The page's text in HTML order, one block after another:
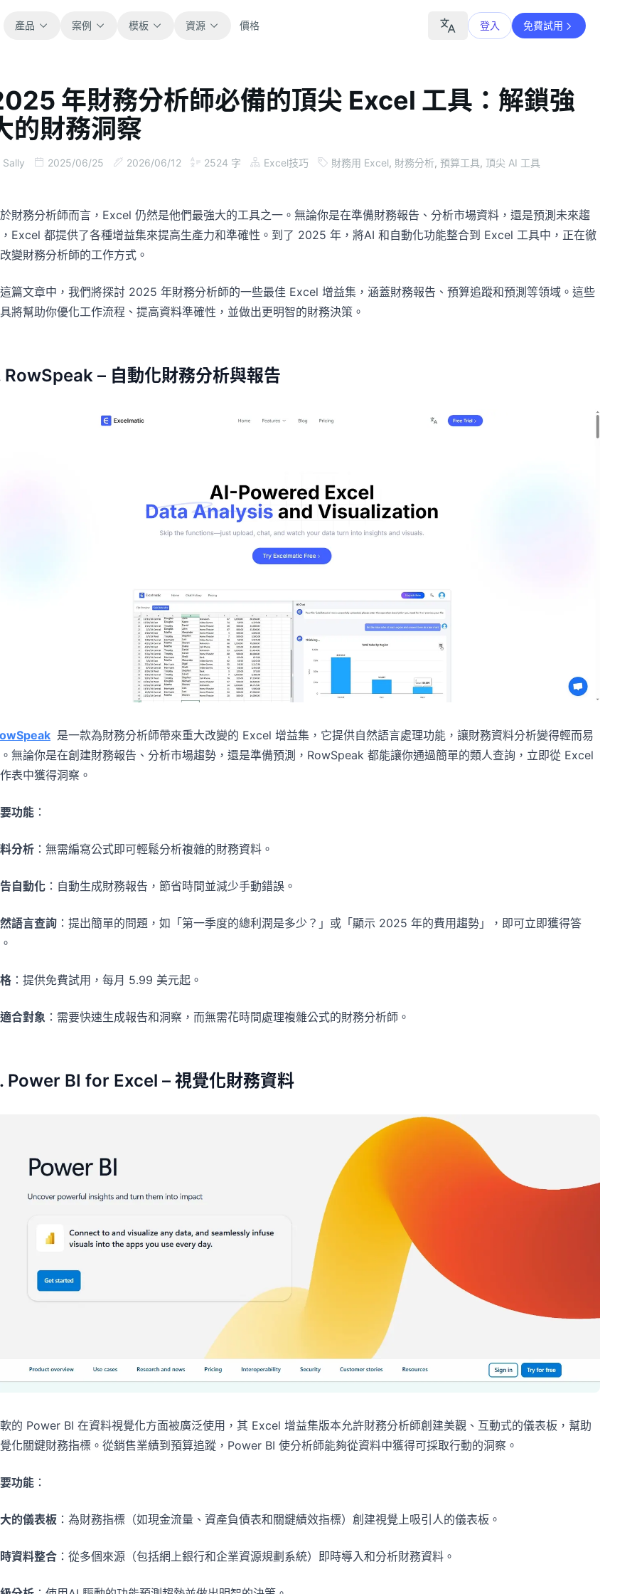
產品 案例 模板
全部
瀏覽全部可直接使用的試算表模板。
財務
營運
用於追蹤流程、協作、規劃與執行。
支援銷售管道、目標、預測與營收追蹤。
分析
資源
部落格
取得產品更新、案例與工作流程靈感。
指南
文件
查看產品文件、設定與使用說明。
用於分析、報表與清理的實用提示詞。
快速入門
價格 登入 免費試用
年財務分析師必備的頂尖 Excel 工具：解鎖強
的財務洞察
Sally 2025/06/25 2026/06/12 2524 字 Excel技巧 財務用 Excel, 財務分析, 預算工具, 頂尖 AI 工具
財務分析師而言，Excel 仍然是他們最強大的工具之一。無論你是在準備財務報告、分析市場資料，還是預測未來趨
Excel 都提供了各種增益集來提高生產力和準確性。到了 2025 年，將AI 和自動化功能整合到 Excel 工具中，正在徹
變財務分析師的工作方式。
篇文章中，我們將探討 2025 年財務分析師的一些最佳 Excel 增益集，涵蓋財務報告、預算追蹤和預測等領域。這些
將幫助你優化工作流程、提高資料準確性，並做出更明智的財務決策。
RowSpeak – 自動化財務分析與報告
是一款為財務分析師帶來重大改變的 Excel 增益集，它提供自然語言處理功能，讓財務資料分析變得輕而易
無論你是在創建財務報告、分析市場趨勢，還是準備預測，RowSpeak 都能讓你通過簡單的類人查詢，立即從 Excel
表中獲得洞察。
功能 ：
分析 ：無需編寫公式即可輕鬆分析複雜的財務資料。
自動化 ：自動生成財務報告，節省時間並減少手動錯誤。
語言查詢 ：提出簡單的問題，如「第一季度的總利潤是多少？」或「顯示 2025 年的費用趨勢」，即可立即獲得答
：提供免費試用，每月 5.99 美元起。
合對象 ：需要快速生成報告和洞察，而無需花時間處理複雜公式的財務分析師。
Power BI for Excel – 視覺化財務資料
的 Power BI 在資料視覺化方面被廣泛使用，其 Excel 增益集版本允許財務分析師創建美觀、互動式的儀表板，幫助
化關鍵財務指標。從銷售業績到預算追蹤，Power BI 使分析師能夠從資料中獲得可採取行動的洞察。
功能 ：
的儀表板 ：為財務指標（如現金流量、資產負債表和關鍵績效指標）創建視覺上吸引人的儀表板。
資料整合 ：從多個來源（包括網上銀行和企業資源規劃系統）即時導入和分析財務資料。